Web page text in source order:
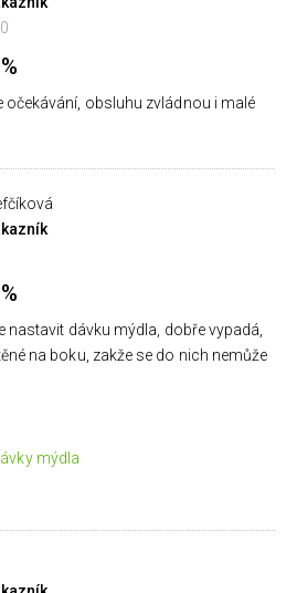
očekávání, obsluhu zvládnou i malé
nastavit dávku mýdla, dobře vypadá,
na boku, zakže se do nich nemůže
mýdla